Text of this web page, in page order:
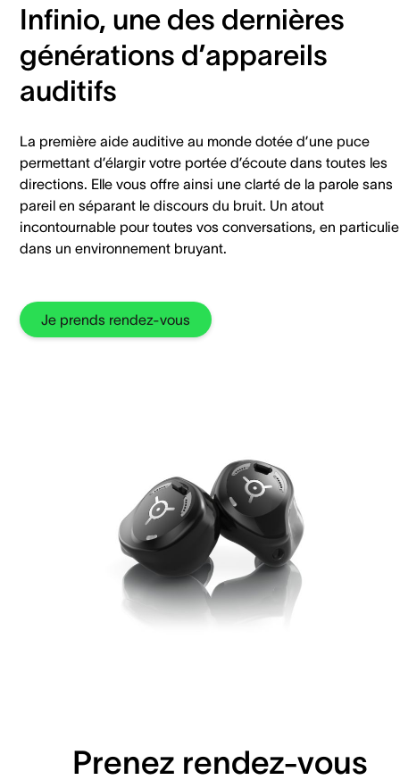
Infinio, une des dernières
générations d’appareils
auditifs
La première aide auditive au monde dotée d’une puce
permettant d’élargir votre portée d’écoute dans toutes les
directions. Elle vous offre ainsi une clarté de la parole sans
pareil en séparant le discours du bruit. Un atout
incontournable pour toutes vos conversations, en
dans un environnement bruyant.
Je prends rendez-vous
Prenez rendez-vous